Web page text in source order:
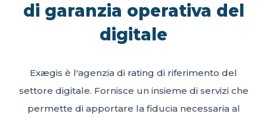
di garanzia operativa del
digitale
Exægis è l'agenzia di rating di riferimento del
settore digitale. Fornisce un insieme di servizi che
permette di apportare la fiducia necessaria al